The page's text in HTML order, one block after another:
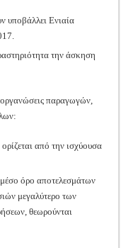
υποβάλλει Ενιαία
την άσκηση
παραγωγών,
από την ισχύουσα
μέσο όρο αποτελεσμάτων
μεγαλύτερο των
θεωρούνται